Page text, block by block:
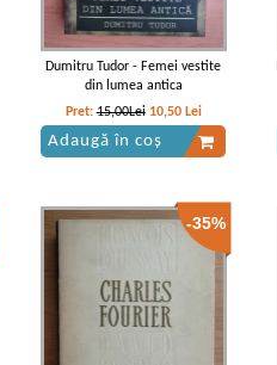
Dumitru Tudor - Femei vestite
din lumea antica
Pret:15,00Lei 10,50 Lei
Adaugă în coș
-35%